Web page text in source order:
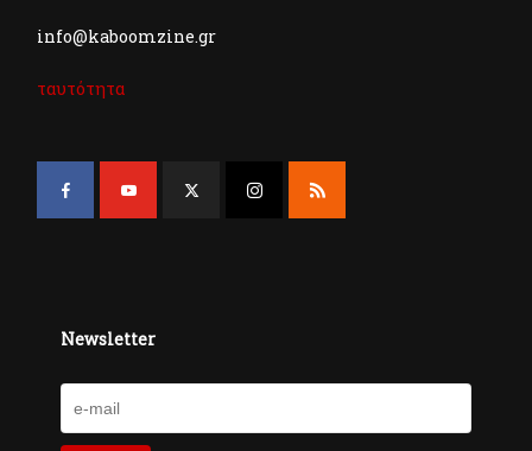
info@kaboomzine.gr
ταυτότητα
Newsletter